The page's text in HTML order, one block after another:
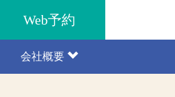
Web予約
会社概要